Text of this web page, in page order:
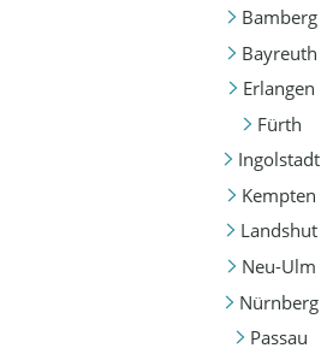
Bamberg
Bayreuth
Erlangen
Fürth
Ingolstadt
Kempten
Landshut
Neu-Ulm
Nürnberg
Passau